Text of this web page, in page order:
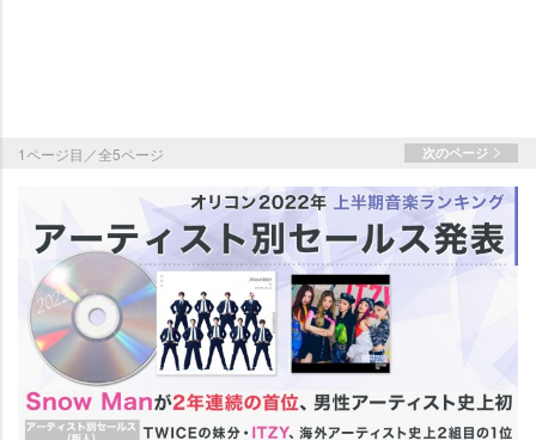
1ページ目／全5ページ 次のページ